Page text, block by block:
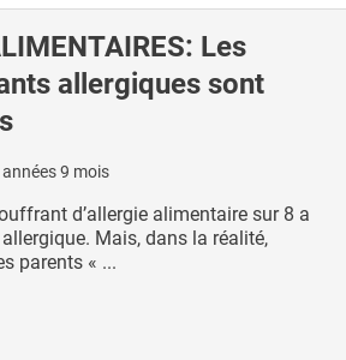
Les
allergiques sont
9 mois
d’allergie alimentaire sur 8 a
allergique. Mais, dans la réalité,
parents « ...